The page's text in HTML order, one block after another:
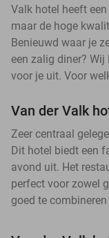
Valk hotel heeft
maar de hoge
Benieuwd waar je
een zalig diner?
voor je uit. Voor
Van der Valk
Zeer centraal
Dit hotel biedt een
avond uit. Het
perfect voor zowel
goed te